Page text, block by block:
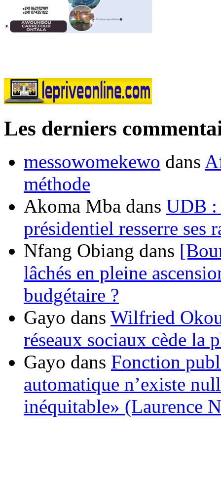
Les derniers
messowomekewo dans
méthode
Akoma Mba dans UDB :
présidentiel resserre ses
Nfang Obiang dans
lâchés en pleine
budgétaire ?
Gayo dans Wilfried
réseaux sociaux cède la
Gayo dans Fonction
automatique n’existe
inéquitable» (Laurence